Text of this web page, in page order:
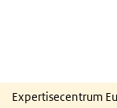
Expertisecentrum